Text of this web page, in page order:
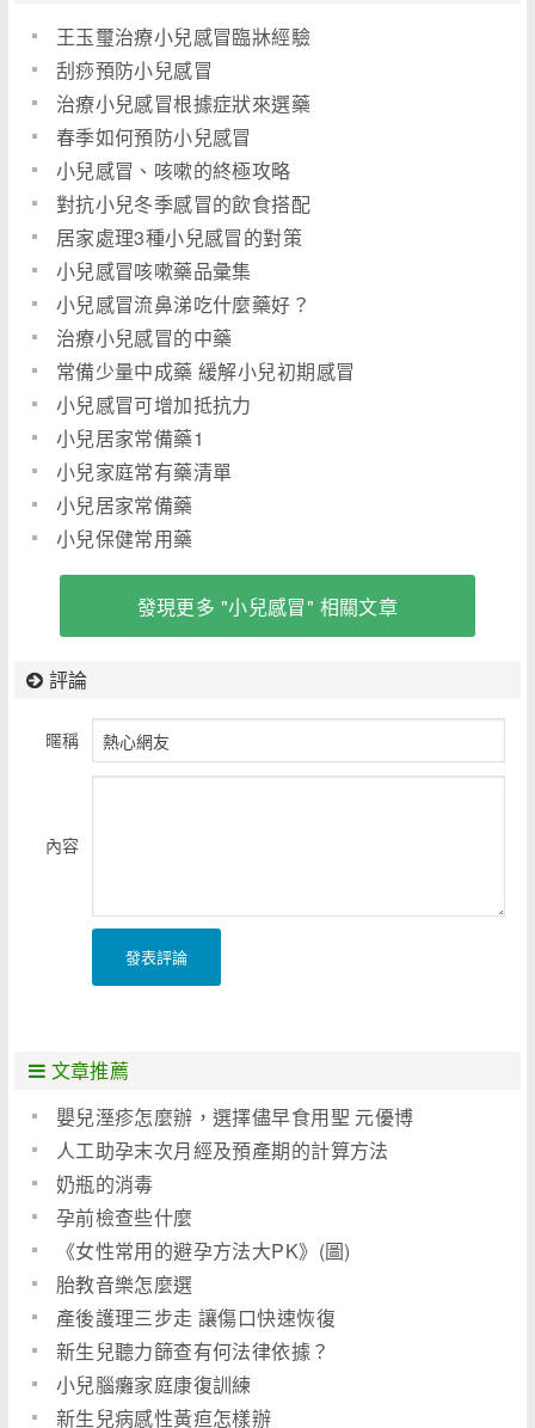
王玉璽治療小兒感冒臨牀經驗
刮痧預防小兒感冒
治療小兒感冒根據症狀來選藥
春季如何預防小兒感冒
小兒感冒、咳嗽的終極攻略
對抗小兒冬季感冒的飲食搭配
居家處理3種小兒感冒的對策
小兒感冒咳嗽藥品彙集
小兒感冒流鼻涕吃什麼藥好？
治療小兒感冒的中藥
常備少量中成藥 緩解小兒初期感冒
小兒感冒可增加抵抗力
小兒居家常備藥1
小兒家庭常有藥清單
小兒居家常備藥
小兒保健常用藥
發現更多 "小兒感冒" 相關文章
評論
暱稱
內容
發表評論
文章推薦
嬰兒溼疹怎麼辦，選擇儘早食用聖 元優博
人工助孕末次月經及預產期的計算方法
奶瓶的消毒
孕前檢查些什麼
《女性常用的避孕方法大PK》(圖)
胎教音樂怎麼選
產後護理三步走 讓傷口快速恢復
新生兒聽力篩查有何法律依據？
小兒腦癱家庭康復訓練
新生兒病感性黃疸怎樣辦